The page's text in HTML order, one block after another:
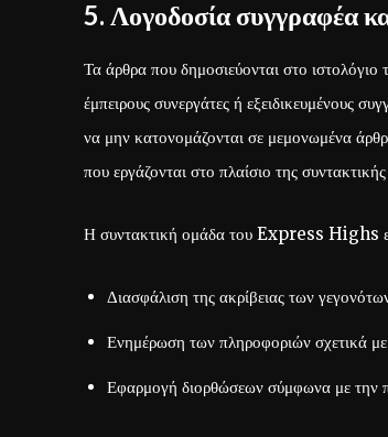
5. Λογοδοσία συγγραφέα
Τα άρθρα που δημοσιεύονται στο
έμπειρους συνεργάτες ή εξειδικευμένους
να μην κατονομάζονται σε μεμονωμένα
που εργάζονται στο πλαίσιο της
Η συντακτική ομάδα του Express Highs
Διασφάλιση της ακρίβειας των
Ενημέρωση των πληροφοριών σχετικά με
Εφαρμογή διορθώσεων σύμφωνα με την